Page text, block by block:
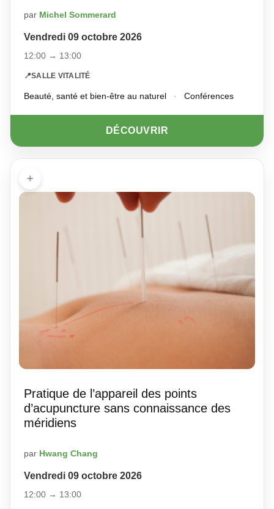
par Michel Sommerard
Vendredi 09 octobre 2026
12:00 → 13:00
📍SALLE VITALITÉ
Beauté, santé et bien-être au naturel · Conférences
DÉCOUVRIR
+
Pratique de l’appareil des points
d’acupuncture sans connaissance des
méridiens
par Hwang Chang
Vendredi 09 octobre 2026
12:00 → 13:00